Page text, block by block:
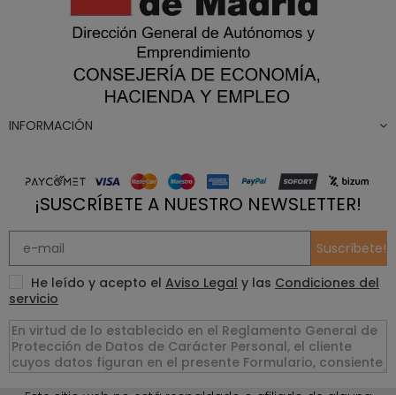
INFORMACIÓN
¡SUSCRÍBETE A NUESTRO NEWSLETTER!
Suscríbete!
He leído y acepto el Aviso Legal y las Condiciones del
servicio